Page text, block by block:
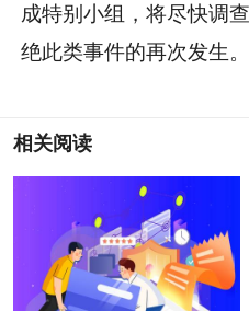
成特别小组，将尽快调
绝此类事件的再次发生。
相关阅读